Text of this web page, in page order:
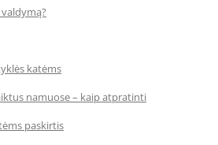
katėms
namuose – kaip atpratinti
paskirtis